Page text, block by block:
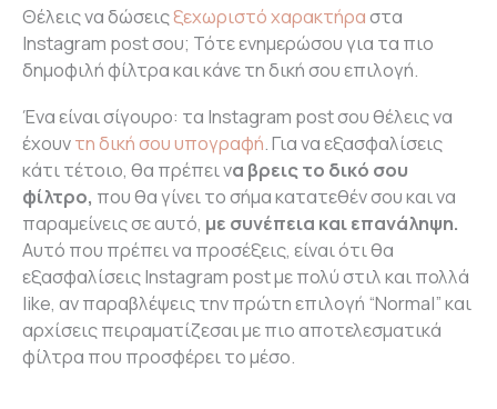
Θέλεις να δώσειςξεχωριστό χαρακτήραστα
Instagram post σου; Τότε ενημερώσου για τα πιο
δημοφιλή φίλτρα και κάνε τη δική σου επιλογή.
Ένα είναι σίγουρο: τα Instagram post σου θέλεις να
έχουντη δική σου υπογραφή. Για να εξασφαλίσεις
κάτι τέτοιο, θα πρέπει να βρεις το δικό σου
φίλτρο, που θα γίνει το σήμα κατατεθέν σου και να
παραμείνεις σε αυτό, με συνέπεια και επανάληψη.
Αυτό που πρέπει να προσέξεις, είναι ότι θα
εξασφαλίσεις Instagram post με πολύ στιλ και πολλά
like, αν παραβλέψεις την πρώτη επιλογή “Normal” και
αρχίσεις πειραματίζεσαι με πιο αποτελεσματικά
φίλτρα που προσφέρει το μέσο.